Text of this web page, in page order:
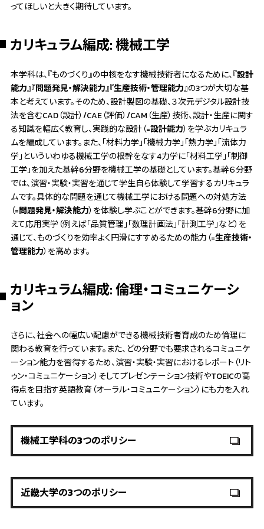
ってほしいと大きく期待しています。
カリキュラム編成: 機械工学
本学科は、『ものづくり』の中核をなす機械技術者になるために、『設計
能力』『問題発見・解決能力』『生産技術・管理能力』の3つが大切な基
本と考えています。そのため、設計製図の基礎、３次元デジタル設計技
法を含むCAD（設計）/CAE（評価）/CAM（生産）技術、設計・生産に関す
る知識を幅広く教育し、実践的な設計（=設計能力）を学ぶカリキュラ
ムを編成しています。また、「材料力学」「機械力学」「熱力学」「流体力
学」といういわゆる機械工学の根幹をなす4力学に「材料工学」「制御
工学」を加えた基幹6分野を機械工学の基礎としています。基幹６分野
では、演習・実験・実習を通じて学生自ら体験して学習するカリキュラ
ムです。具体的な問題を通じて機械工学における問題への対処方法
（=問題発見・解決能力）を体験し学ぶことができます。基幹6分野に加
えて応用実学（例えば「品質管理」「数理計画法」「計測工学」など）を
通じて、ものづくりを効率よく円滑にすすめるための能力（=生産技術・
管理能力）を高めます。
カリキュラム編成: 倫理・コミュニケーシ
ョン
さらに、社会への幅広い配慮ができる機械技術者育成のため倫理に
関わる教育を行っています。また、どの分野でも要求されるコミュニケ
ーション能力を習得するため、演習・実験・実習におけるレポート（リト
ゥン・コミュニケーション）そしてプレゼンテーション技術やTOEICの高
得点を目指す英語教育（オーラル・コミュニケーション）にも力を入れ
ています。
機械工学科の3つのポリシー
近畿大学の3つのポリシー